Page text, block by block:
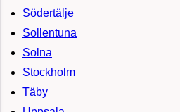
Södertälje
Sollentuna
Solna
Stockholm
Täby